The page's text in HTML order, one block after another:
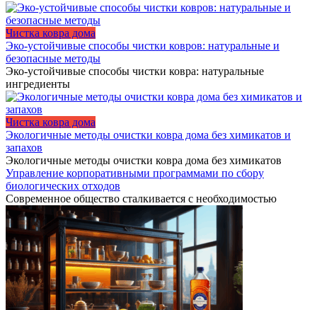
Чистка ковра дома
Эко-устойчивые способы чистки ковров: натуральные и
безопасные методы
Эко-устойчивые способы чистки ковра: натуральные
ингредиенты
Чистка ковра дома
Экологичные методы очистки ковра дома без химикатов и
запахов
Экологичные методы очистки ковра дома без химикатов
Управление корпоративными программами по сбору
биологических отходов
Современное общество сталкивается с необходимостью